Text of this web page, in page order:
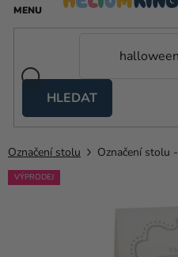
HLEDAT
stany
Kanekalon
Označení stolu Označení stolu
VÝPRODEJ